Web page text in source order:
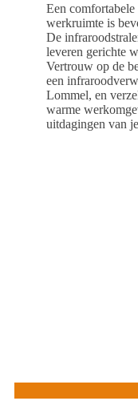
Een comfortabele
werkruimte is
De
leveren gerichte
Vertrouw op de
een
Lommel, en
warme
uitdagingen van